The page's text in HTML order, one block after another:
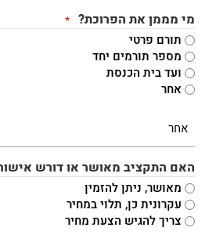
מי מממן את הפרוכת? *
תורם פרטי
מספר תורמים יחד
ועד בית הכנסת
אחר
האם התקציב מאושר או דורש
מאושר, ניתן להזמין
עקרונית כן, תלוי במחיר
צריך להגיש הצעת מחיר